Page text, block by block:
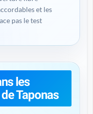
et les
pas le test
les
Taponas